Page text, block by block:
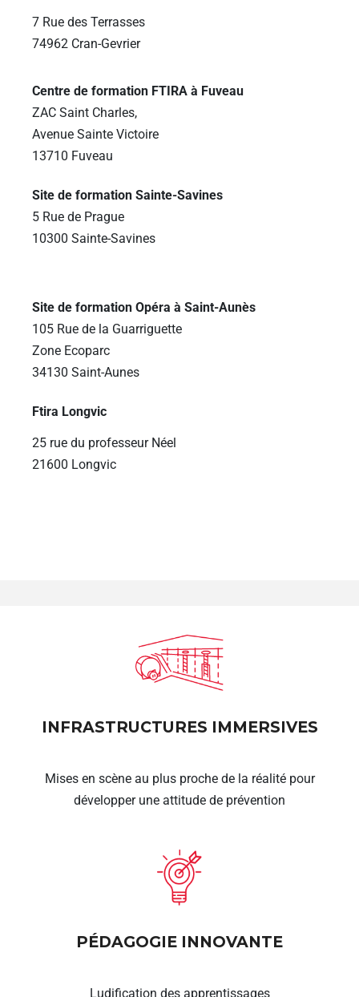
7 Rue des Terrasses
74962 Cran-Gevrier
Centre de formation FTIRA à Fuveau
ZAC Saint Charles,
Avenue Sainte Victoire
13710 Fuveau
Site de formation Sainte-Savines
5 Rue de Prague
10300 Sainte-Savines
Site de formation Opéra à Saint-Aunès
105 Rue de la Guarriguette
Zone Ecoparc
34130 Saint-Aunes
Ftira Longvic
25 rue du professeur Néel
21600 Longvic
INFRASTRUCTURES IMMERSIVES
Mises en scène au plus proche de la réalité pour
développer une attitude de prévention
PÉDAGOGIE INNOVANTE
Ludification des apprentissages